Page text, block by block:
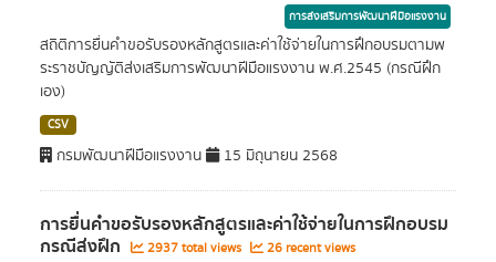
การส่งเสริมการพัฒนาฝีมือแรงงาน
สถิติการยื่นคำขอรับรองหลักสูตรและค่าใช้จ่ายในการฝึกอบรมตามพ
ระราชบัญญัติส่งเสริมการพัฒนาฝีมือแรงงาน พ.ศ.2545 (กรณีฝึก
เอง)
CSV
กรมพัฒนาฝีมือแรงงาน 15 มิถุนายน 2568
การยื่นคำขอรับรองหลักสูตรและค่าใช้จ่ายในการฝึกอบรม
กรณีส่งฝึก 2937 total views 26 recent views